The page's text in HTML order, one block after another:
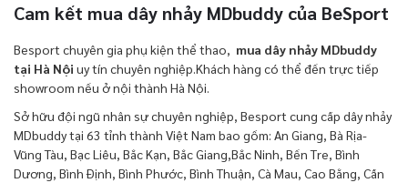
Cam kết mua dây nhảy MDbuddy của BeSport
Besport chuyên gia phụ kiện thể thao, mua dây nhảy MDbuddy
tại Hà Nội uy tín chuyên nghiệp.Khách hàng có thể đến trực tiếp
showroom nếu ở nội thành Hà Nội.
Sở hữu đội ngũ nhân sự chuyên nghiệp, Besport cung cấp dây nhảy
MDbuddy tại 63 tỉnh thành Việt Nam bao gồm: An Giang, Bà Rịa-
Vũng Tàu, Bạc Liêu, Bắc Kạn, Bắc Giang,Bắc Ninh, Bến Tre, Bình
Dương, Bình Định, Bình Phước, Bình Thuận, Cà Mau, Cao Bằng, Cần